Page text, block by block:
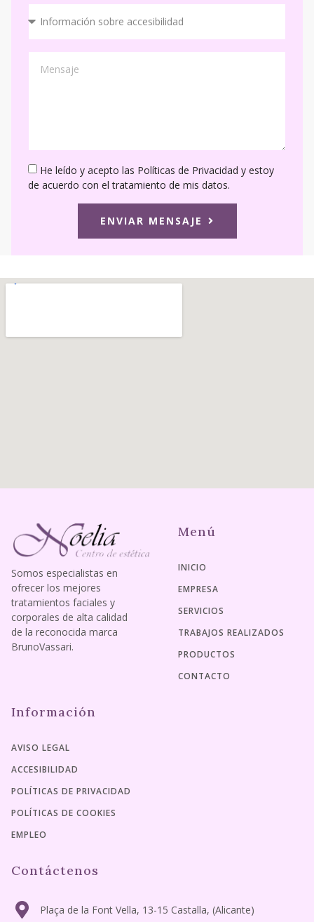
He leído y acepto las Políticas de Privacidad y estoy
de acuerdo con el tratamiento de mis datos.
ENVIAR MENSAJE
Somos especialistas en
ofrecer los mejores
tratamientos faciales y
corporales de alta calidad
de la reconocida marca
BrunoVassari.
Menú
INICIO
EMPRESA
SERVICIOS
TRABAJOS REALIZADOS
PRODUCTOS
CONTACTO
Información
AVISO LEGAL
ACCESIBILIDAD
POLÍTICAS DE PRIVACIDAD
POLÍTICAS DE COOKIES
EMPLEO
Contáctenos
Plaça de la Font Vella, 13-15 Castalla, (Alicante)